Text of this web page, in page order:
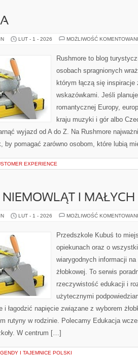
LUT - 1 - 2026 MOŻLIWOŚĆ
Rushmore to blog
osobach spragnionych
którym łączą się
wskazówkami. Jeśli
romantycznej Europy,
kraju muzyki i gór albo
wyjazd od A do Z. Na Rushmore
by pomagać zarówno osobom, które lubią
EXPERIENCE
NIEMOWLĄT I MAŁYCH
LUT - 1 - 2026 MOŻLIWOŚĆ
Przedszkole Kubuś to
opiekunach oraz o
wiarygodnych informacji
żłobkowej. To serwis
rzeczywistość edukacji i
użytecznymi
i łagodzić napięcie związane z wyborem
rutyny w rodzinie. Polecamy Edukacja
W centrum […]
I TAJEMNICE POLSKI